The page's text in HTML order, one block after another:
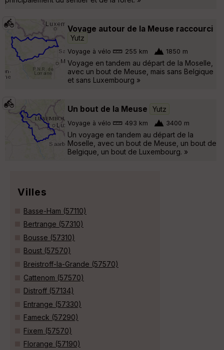
Voyage autour de la Meuse raccourci
Yutz
Voyage à vélo 255 km 1850 m
Voyage en tandem au départ de la Moselle,
avec un bout de Meuse, mais sans Belgique
et sans Luxembourg »
Un bout de la Meuse Yutz
Voyage à vélo 493 km 3400 m
Un voyage en tandem au départ de la
Moselle, avec un bout de Meuse, un bout de
Belgique, un bout de Luxembourg. »
Villes
Basse-Ham (57110)
Bertrange (57310)
Bousse (57310)
Boust (57570)
Breistroff-la-Grande (57570)
Cattenom (57570)
Distroff (57134)
Entrange (57330)
Fameck (57290)
Fixem (57570)
Florange (57190)